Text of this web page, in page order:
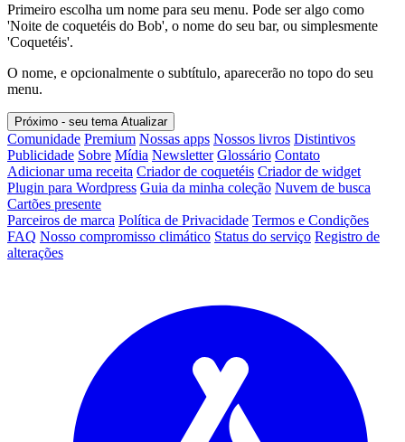
Primeiro escolha um nome para seu menu. Pode ser algo como
'Noite de coquetéis do Bob', o nome do seu bar, ou simplesmente
'Coquetéis'.
O nome, e opcionalmente o subtítulo, aparecerão no topo do seu
menu.
Próximo - seu tema Atualizar
Comunidade Premium Nossas apps Nossos livros Distintivos
Publicidade Sobre Mídia Newsletter Glossário Contato
Adicionar uma receita Criador de coquetéis Criador de widget
Plugin para Wordpress Guia da minha coleção Nuvem de busca
Cartões presente
Parceiros de marca Política de Privacidade Termos e Condições
FAQ Nosso compromisso climático Status do serviço Registro de
alterações